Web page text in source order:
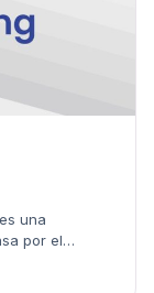
una
por el
y se